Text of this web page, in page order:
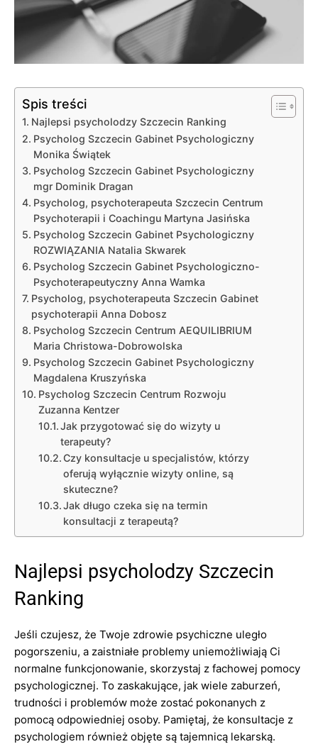
Spis treści
Najlepsi psycholodzy Szczecin Ranking
Psycholog Szczecin Gabinet Psychologiczny
Monika Świątek
Psycholog Szczecin Gabinet Psychologiczny
mgr Dominik Dragan
Psycholog, psychoterapeuta Szczecin Centrum
Psychoterapii i Coachingu Martyna Jasińska
Psycholog Szczecin Gabinet Psychologiczny
ROZWIĄZANIA Natalia Skwarek
Psycholog Szczecin Gabinet Psychologiczno-
Psychoterapeutyczny Anna Wamka
Psycholog, psychoterapeuta Szczecin Gabinet
psychoterapii Anna Dobosz
Psycholog Szczecin Centrum AEQUILIBRIUM
Maria Christowa-Dobrowolska
Psycholog Szczecin Gabinet Psychologiczny
Magdalena Kruszyńska
Psycholog Szczecin Centrum Rozwoju
Zuzanna Kentzer
Jak przygotować się do wizyty u
terapeuty?
Czy konsultacje u specjalistów, którzy
oferują wyłącznie wizyty online, są
skuteczne?
Jak długo czeka się na termin
konsultacji z terapeutą?
Najlepsi psycholodzy Szczecin
Ranking
Jeśli czujesz, że Twoje zdrowie psychiczne uległo
pogorszeniu, a zaistniałe problemy uniemożliwiają Ci
normalne funkcjonowanie, skorzystaj z fachowej pomocy
psychologicznej. To zaskakujące, jak wiele zaburzeń,
trudności i problemów może zostać pokonanych z
pomocą odpowiedniej osoby. Pamiętaj, że konsultacje z
psychologiem również objęte są tajemnicą lekarską.